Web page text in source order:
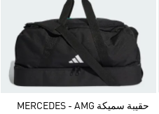
حقيبة سميكة MERCEDES - AMG